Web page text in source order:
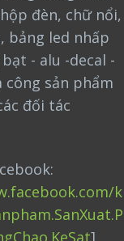
đèn, chữ nổi,
bảng led nhấp
- alu -decal -
sản phẩm
đối tác
k
]